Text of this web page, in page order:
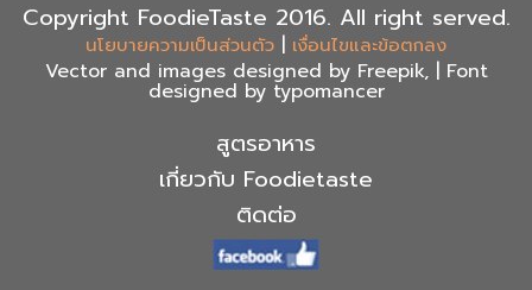
Copyright FoodieTaste 2016. All right served.
นโยบายความเป็นส่วนตัว เงื่อนไขและข้อตกลง
Vector and images designed by Freepik, | Font
designed by typomancer
สูตรอาหาร
เกี่ยวกับ Foodietaste
ติดต่อ